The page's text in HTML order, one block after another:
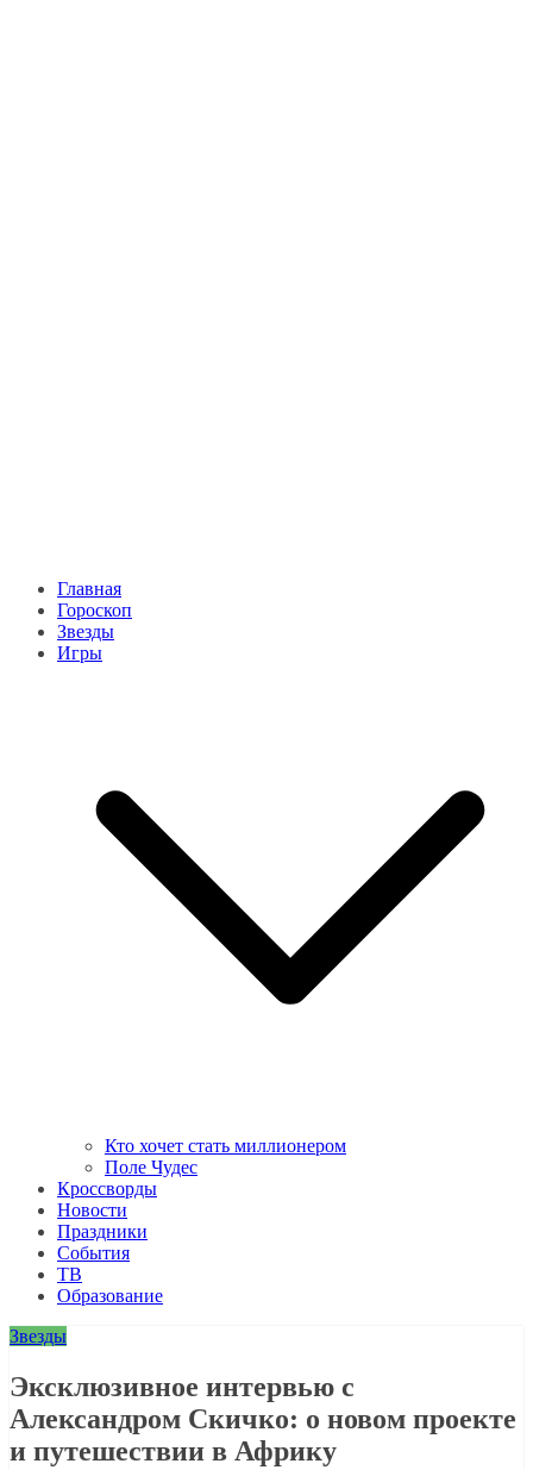
Главная
Гороскоп
Звезды
Игры
Кто хочет стать миллионером
Поле Чудес
Кроссворды
Новости
Праздники
События
ТВ
Образование
Звезды
Эксклюзивное интервью с
Александром Скичко: о новом проекте
и путешествии в Африку